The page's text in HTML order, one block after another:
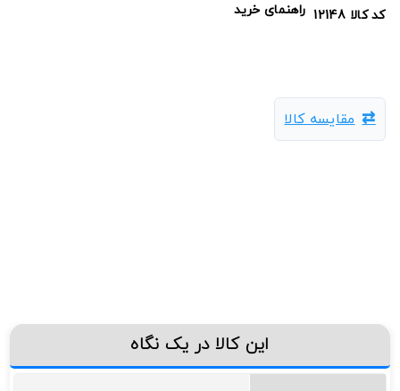
کد کالا 12148 راهنمای خرید
مقایسه کالا
این کالا در یک نگاه